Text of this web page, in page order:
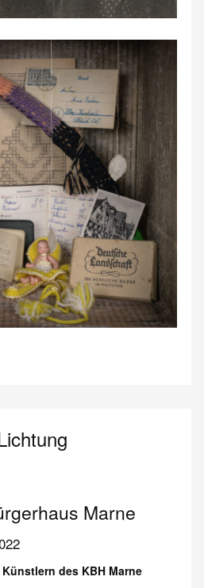
Marne
des KBH Marne